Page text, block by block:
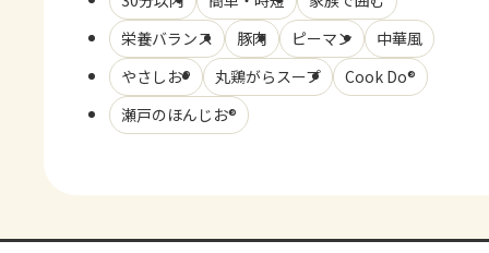
栄養バランス
豚肉 ピーマン
中華風
やさしお®
丸鶏がらスープ
Cook Do®
瀬戸のほんじお®